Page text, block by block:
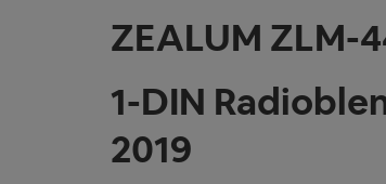
ZEALUM ZLM-
1-DIN
2019